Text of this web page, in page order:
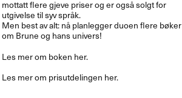
mottatt flere gjeve priser og er også solgt for
utgivelse til syv språk.
Men best av alt: nå planlegger duoen flere bøker
om Brune og hans univers!
Les mer om boken her.
Les mer om prisutdelingen her.